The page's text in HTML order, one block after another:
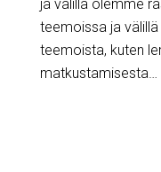
ja välillä olemme
teemoissa ja
teemoista, kuten
matkustamisesta…